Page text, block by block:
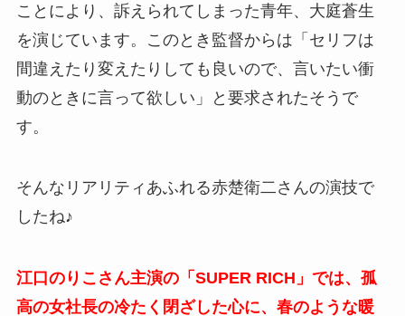
ことにより、訴えられてしまった青年、大庭蒼生
を演じています。このとき監督からは「セリフは
間違えたり変えたりしても良いので、言いたい衝
動のときに言って欲しい」と要求されたそうで
す。
そんなリアリティあふれる赤楚衛二さんの演技で
したね♪
江口のりこさん主演の「SUPER RICH」では、孤
高の女社長の冷たく閉ざした心に、春のような暖